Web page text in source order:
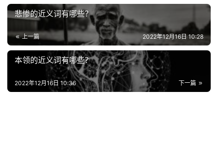
页
悲惨的近义词有哪些？
上一篇 2022年12月16日 10:28
本领的近义词有哪些？
下一篇
2022年12月16日 10:36